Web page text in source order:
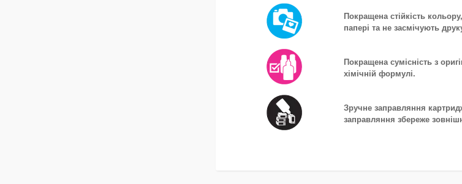
Покращена стійкість
папері та не засмічують
Покращена сумісність з
хімічній формулі.
Зручне заправляння
заправляння збереже